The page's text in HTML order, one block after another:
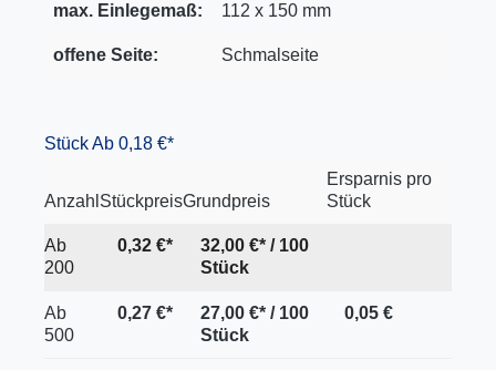
max. Einlegemaß: 112 x 150 mm
offene Seite: Schmalseite
StückAb 0,18 €*
Anzahl StückpreisGrundpreis
Ersparnis pro
Stück
Ab
200
0,32 €*
32,00 €* / 100
Stück
Ab
500
0,27 €*
27,00 €* / 100
Stück
0,05 €